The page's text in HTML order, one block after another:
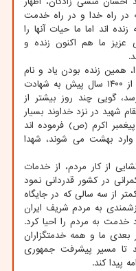
در راه خدا و در راه خدمت
اند اما ما حیات آنها را
عزیز ما هم اکنون زنده و
همین زنده بودن یاد و نام
آنها است. سیدالشهدا ضد السلام بیشتر از ۱۴۰۰ سال پیش به شهادت
گویی چند روز بیشتر از
شهید در نزد خداوند بسیار
اکرم (ص) فرموده اند
بهشت می شوند، شهدا
از کار مردم، از خدمات
در کشور قدردانی نمود
از سه سالی که در جایگاه
به مردم شریف ایران
خدمت به مردم را احیا کرد.
بعدی ما و همه خدمتگزاران
تا مسیر پیشرفت جمهوری
پیدا کند.